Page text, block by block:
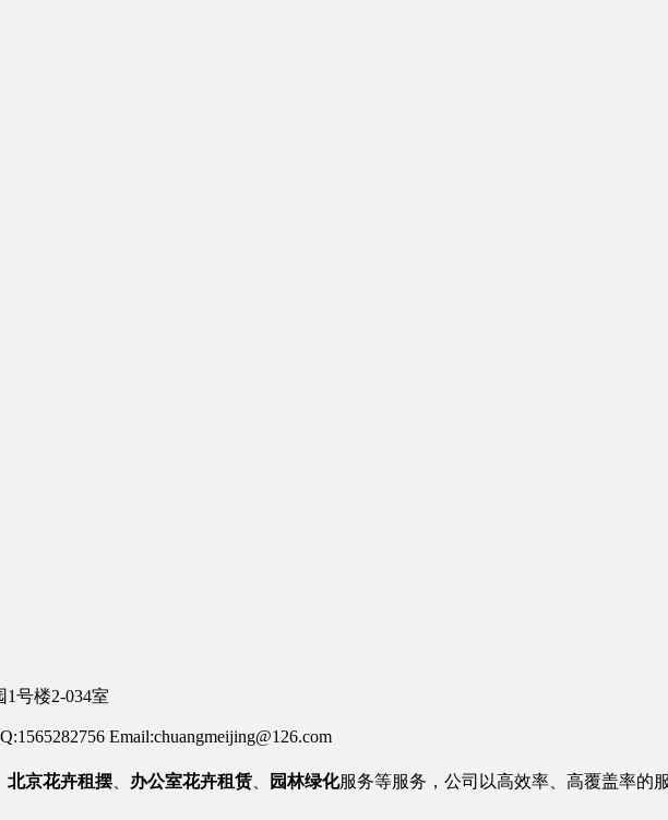
号楼2-034室
Email:chuangmeijing@126.com
北京花卉租摆 办公室花卉租赁 园林绿化服务等服务 ，公司以高效率、高覆盖率的